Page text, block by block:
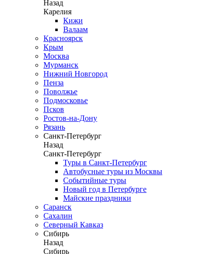
Назад
Карелия
Кижи
Валаам
Красноярск
Крым
Москва
Мурманск
Нижний Новгород
Пенза
Поволжье
Подмосковье
Псков
Ростов-на-Дону
Рязань
Санкт-Петербург
Назад
Санкт-Петербург
Туры в Санкт-Петербург
Автобусные туры из Москвы
Событийные туры
Новый год в Петербурге
Майские праздники
Саранск
Сахалин
Северный Кавказ
Сибирь
Назад
Сибирь